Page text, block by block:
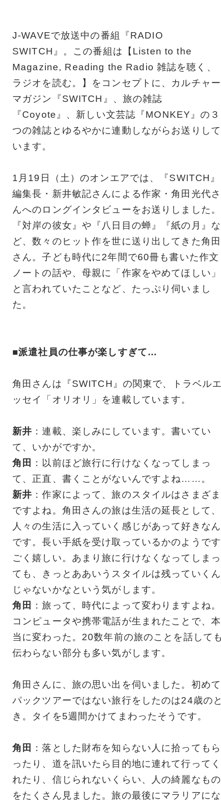
J-WAVEで放送中の番組『RADIO
SWITCH』。この番組は【Listen to the
Magazine, Reading the Radio 雑誌を聴く、
ラジオを読む。】をコンセプトに、カルチャー
マガジン『SWITCH』、旅の雑誌
『Coyote』、新しい文芸誌『MONKEY』の３
つの雑誌とゆるやかに連動しながらお送りして
います。
1月19日（土）のオンエアでは、『SWITCH』
編集長・新井敏記さんによる作家・角田光代さ
んへのロングインタビューをお送りしました。
『対岸の彼女』や『八日目の蝉』『紙の月』な
ど、数々のヒット作を世に送り出してきた角田
さん。子ども時代に2年間で60冊も書いた作文
ノートの話や、母親に「作家をやめてほしい」
と言われていたことなど、たっぷり伺いまし
た。
■派遣社員の仕事が楽しすぎて…
角田さんは『SWITCH』の関東で、トラベル
ッセイ「オリオリ」を連載しています。
新井 ：連載、楽しみにしています。書いてい
て、いかがですか。
角田
：以前ほど旅行に行けなくなってしまっ
て、正直、書くことがないんですよね……。
新井 ：作家によって、旅のスタイルはさまざま
ですよね。角田さんの旅は生活の延長として、
人々の生活に入っていく感じがあって好きなん
です。長い手紙を受け取っているかのようです
ごく嬉しい。あまり旅に行けなくなってしまっ
ても、きっとああいうスタイルは残っていくん
じゃないかなという気がします。
角田
：旅って、時代によって変わりますよね。
コンピュータや携帯電話が生まれたことで、本
当に変わった。20数年前の旅のことを話して
伝わらない部分も多い気がします。
角田さんに、旅の思い出を伺いました。初めて
パックツアーではない旅行をしたのは24歳の
き。タイを5週間かけてまわったそうです。
角田
：落とした財布を知らない人に拾ってもら
ったり、道を訊いたら目的地に連れて行ってく
れたり、信じられないくらい、人の綺麗なもの
をたくさん見ました。旅の最後にマラリアにな